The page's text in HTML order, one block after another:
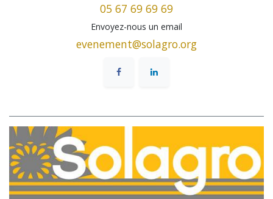
05 67 69 69 69
Envoyez-nous un email
evenement@solagro.org